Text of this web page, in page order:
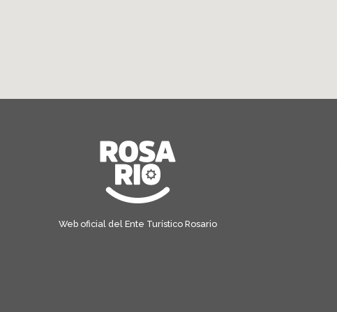
Web oficial del Ente Turístico Rosario